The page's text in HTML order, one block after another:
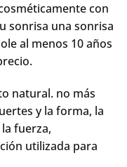
con
sonrisa una sonrisa
al menos 10 años
natural. no más
y la forma, la
fuerza,
utilizada para